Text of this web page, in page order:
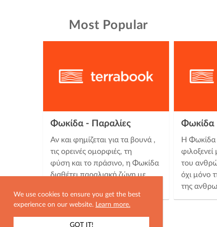
We use cookies to ensure you get the best
experience on our website. Learn more.
GOT IT!
Most Popular
Φωκίδα - Παραλίες
Αν και φημίζεται για τα βουνά ,
τις ορεινές ομορφιές, τη
φύση και το πράσινο, η Φωκίδα
διαθέτει παραλιακή ζώνη με
Φωκίδα
Η Φωκίδα
φιλοξενεί
του
όχι μόνο
της